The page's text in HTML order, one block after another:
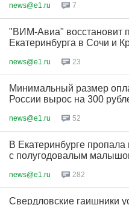
news@e1.ru 7
"ВИМ-Авиа" восстановит
Екатеринбурга в Сочи и
news@e1.ru 23
Минимальный размер
России вырос на 300
news@e1.ru 52
В Екатеринбурге
с полугодовалым
news@e1.ru 282
Свердловские гаишники